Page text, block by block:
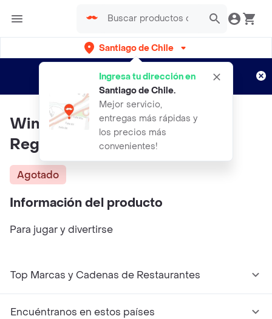
Santiago de Chile
Ingresa tu dirección en
Santiago de Chile.
Mejor servicio,
entregas más rápidas y
los precios más
convenientes!
envíos gratis por semanas
Aplican TyC
Win Fun Conjunto De Caja
Registradora
Agotado
Información del producto
Para jugar y divertirse
Top Marcas y Cadenas de Restaurantes
Encuéntranos en estos países